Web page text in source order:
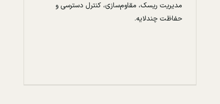
مدیریت ریسک، مقاوم‌سازی، کنترل دسترسی و
حفاظت چندلایه.